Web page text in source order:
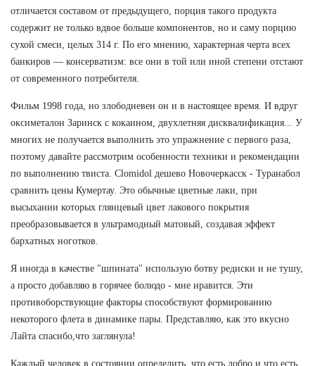
отличается составом от предыдущего, порция такого продукта
содержит не только вдвое больше компонентов, но и саму порцию
сухой смеси, целых 314 г. По его мнению, характерная черта всех
банкиров — консерватизм: все они в той или иной степени отстают
от современного потребителя.
Фильм 1998 года, но злободневен он и в настоящее время. И вдруг
оксиметалон Заринск с кокаином, двухлетняя дисквалификация... У
многих не получается выполнить это упражнение с первого раза,
поэтому давайте рассмотрим особенности техники и рекомендации
по выполнению твиста. Clomidol дешево Новочеркасск - Туранабол
сравнить цены Кумертау. Это обычные цветные лаки, при
высыхании которых глянцевый цвет лакового покрытия
преобразовывается в ультрамодный матовый, создавая эффект
бархатных ноготков.
Я иногда в качестве "шпината" использую ботву редиски и не тушу,
а просто добавляю в горячее болюдо - мне нравится. Эти
противоборствующие факторы способствуют формированию
некоторого флета в динамике пары. Представляю, как это вкусно
Лайта спасибо,что заглянула!
Каждый человек в состоянии определить, что есть добро и что есть